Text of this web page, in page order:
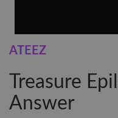
ATEEZ
Treasure
Answer